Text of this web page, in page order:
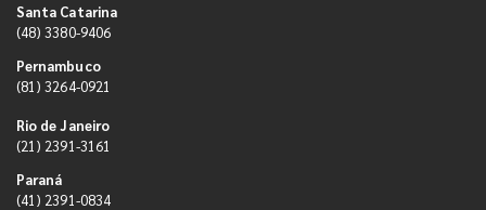
Santa Catarina
(48) 3380-9406
Pernambuco
(81) 3264-0921
Rio de Janeiro
(21) 2391-3161
Paraná
(41) 2391-0834